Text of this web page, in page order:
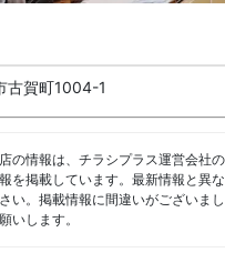
古賀町1004-1
の情報は、チラシプラス運営会社
を掲載しています。最新情報と異
い。掲載情報に間違いがございま
いします。